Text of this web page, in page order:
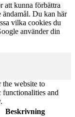
att kunna förbättra
ändamål. Du kan här
vilka cookies du
använder din
the website to
functionalities and
Beskrivning